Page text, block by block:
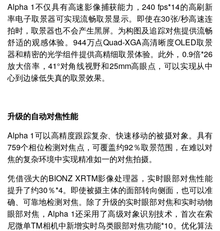
Alpha 1不仅具有高速影像捕获能力，240 fps*14的高刷新
率电子取景器可实现流畅取景显示。即使在30张/秒高速连
拍时，取景器也不会产生黑屏。为构图及追踪对焦提供流畅
舒适的观感体验。944万点Quad-XGA高清晰度OLED取景
器和精密的光学组件提供高精细取景体验。此外，0.9倍*26
放大倍率，41°对角线视野和25mm高眼点，可以实现从中
心到边缘低失真的取景效果。
升级的自动对焦性能
Alpha 1可以高精度跟踪复杂、快速移动的被摄对象。具有
759个相位检测对焦点，可覆盖约92％取景范围，在难以对
焦的复杂环境中实现精准如一的对焦拍摄。
凭借强大的BIONZ XRTM影像处理器，实时眼部对焦性能
提升了约30％*4。即使被摄主体的面部转向侧面，也可以准
确、可靠地检测对焦。除了升级的实时眼部对焦和实时动物
眼部对焦，Alpha 1还采用了高级对象识别技术，首次在索
尼微单TM相机中新增实时鸟类眼部对焦功能*10。优化算法